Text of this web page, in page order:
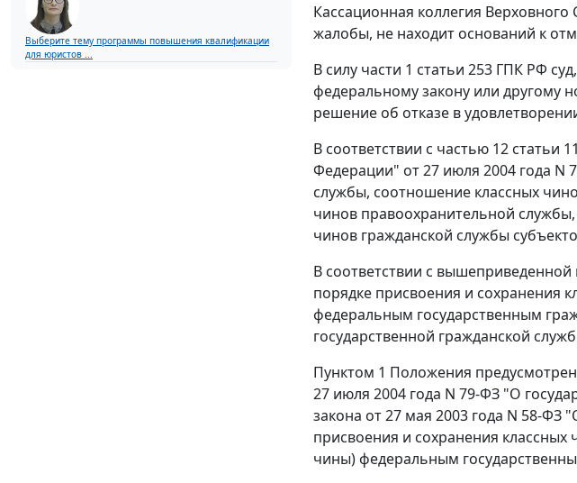
Выберите тему программы повышения квалификации
для юристов ...
Кассационная коллегия
жалобы, не находит оснований к
В силу части 1 статьи 253 ГПК РФ
федеральному закону или
решение об отказе в
В соответствии с частью 12 статьи
Федерации" от 27 июля 2004 года N
службы, соотношение классных
чинов правоохранительной
чинов гражданской службы
В соответствии с
порядке присвоения и сохранения
федеральным государственным
государственной гражданской
Пунктом 1 Положения
27 июля 2004 года N 79-ФЗ "О
закона от 27 мая 2003 года N 58-ФЗ
присвоения и сохранения классных
чины) федеральным